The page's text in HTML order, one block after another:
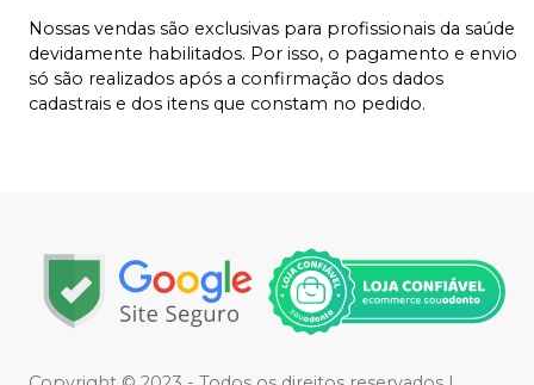
Nossas vendas são exclusivas para profissionais da saúde
devidamente habilitados. Por isso, o pagamento e envio
só são realizados após a confirmação dos dados
cadastrais e dos itens que constam no pedido.